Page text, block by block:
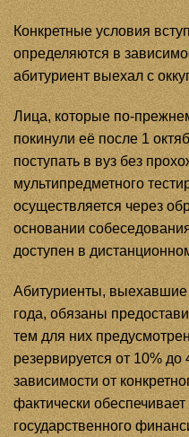
Конкретные условия
определяются в
абитуриент выехал с
Лица, которые по-
покинули её после 1
поступать в вуз без
мультипредметного
осуществляется через
основании
доступен в
Абитуриенты,
года, обязаны
тем для них
резервируется от 10%
зависимости от
фактически
государственного